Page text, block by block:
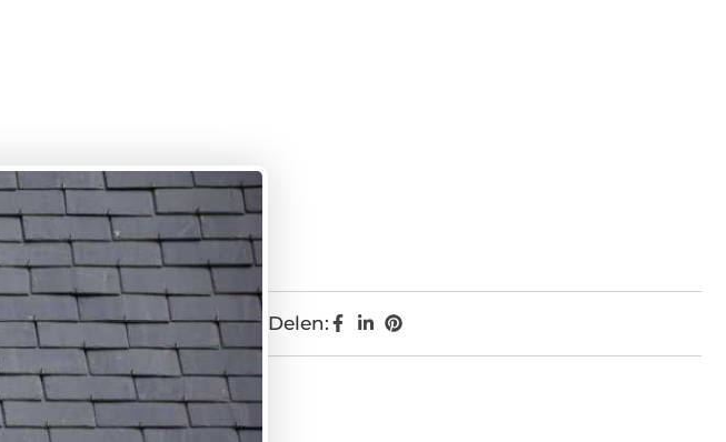
Delen: